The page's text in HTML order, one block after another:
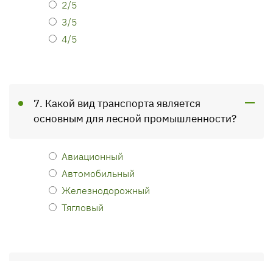
2/5
3/5
4/5
7. Какой вид транспорта является
основным для лесной промышленности?
Авиационный
Автомобильный
Железнодорожный
Тягловый